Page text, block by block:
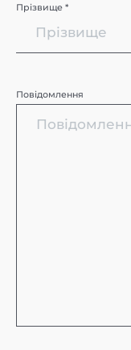
Прізвище *
Повідомлення